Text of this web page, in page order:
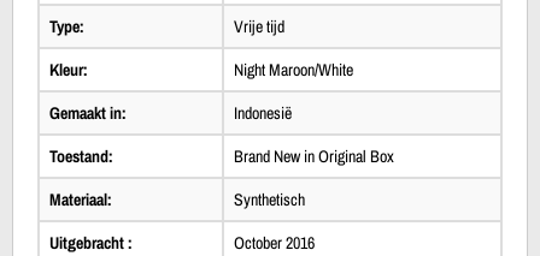
Type:
Vrije tijd
Kleur:
Night Maroon/White
Gemaakt in:
Indonesië
Toestand:
Brand New in Original Box
Materiaal:
Synthetisch
Uitgebracht :
October 2016